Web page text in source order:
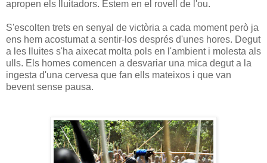
apropen els lluitadors. Estem en el rovell de l'ou.
S'escolten trets en senyal de victòria a cada moment però ja
ens hem acostumat a sentir-los després d'unes hores. Degut
a les lluites s'ha aixecat molta pols en l'ambient i molesta als
ulls. Els homes comencen a desvariar una mica degut a la
ingesta d'una cervesa que fan ells mateixos i que van
bevent sense pausa.